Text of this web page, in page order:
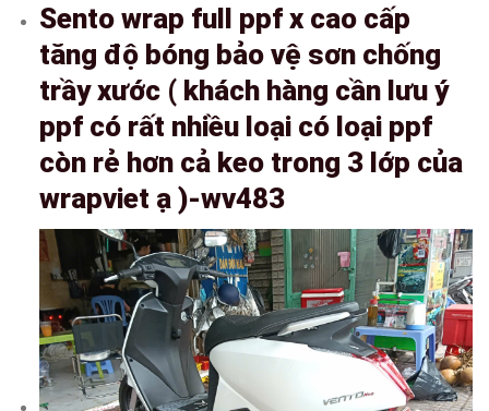
Sento wrap full ppf x cao cấp
tăng độ bóng bảo vệ sơn chống
trầy xước ( khách hàng cần lưu ý
ppf có rất nhiều loại có loại ppf
còn rẻ hơn cả keo trong 3 lớp của
wrapviet ạ )-wv483